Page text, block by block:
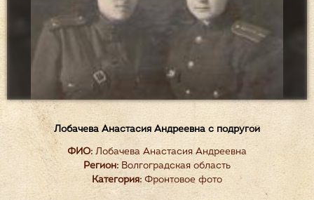
Лобачева Анастасия Андреевна с подругой
ФИО: Лобачева Анастасия Андреевна
Регион: Волгоградская область
Категория:Фронтовое фото